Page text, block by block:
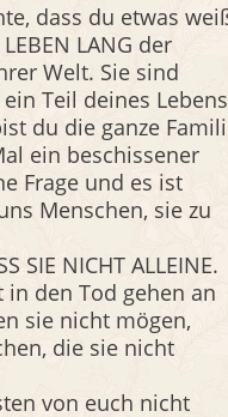
dass du etwas
LANG der
Welt. Sie sind
Teil deines
du die ganze
ein beschissener
Frage und es ist
Menschen, sie zu
SIE NICHT ALLEINE.
in den Tod gehen an
sie nicht mögen,
die sie nicht
von euch nicht